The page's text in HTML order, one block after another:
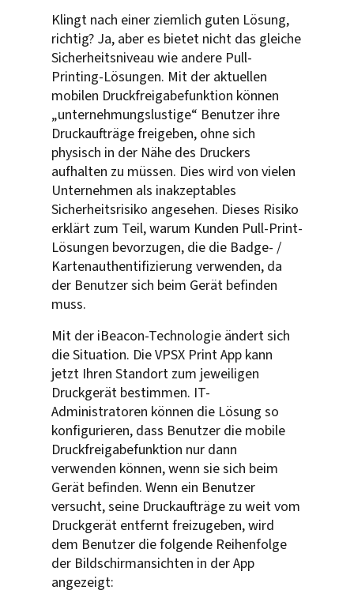
Klingt nach einer ziemlich guten Lösung,
richtig? Ja, aber es bietet nicht das gleiche
Sicherheitsniveau wie andere Pull-
Printing-Lösungen. Mit der aktuellen
mobilen Druckfreigabefunktion können
„unternehmungslustige“ Benutzer ihre
Druckaufträge freigeben, ohne sich
physisch in der Nähe des Druckers
aufhalten zu müssen. Dies wird von vielen
Unternehmen als inakzeptables
Sicherheitsrisiko angesehen. Dieses Risiko
erklärt zum Teil, warum Kunden Pull-Print-
Lösungen bevorzugen, die die Badge- /
Kartenauthentifizierung verwenden, da
der Benutzer sich beim Gerät befinden
muss.
Mit der iBeacon-Technologie ändert sich
die Situation. Die VPSX Print App kann
jetzt Ihren Standort zum jeweiligen
Druckgerät bestimmen. IT-
Administratoren können die Lösung so
konfigurieren, dass Benutzer die mobile
Druckfreigabefunktion nur dann
verwenden können, wenn sie sich beim
Gerät befinden. Wenn ein Benutzer
versucht, seine Druckaufträge zu weit vom
Druckgerät entfernt freizugeben, wird
dem Benutzer die folgende Reihenfolge
der Bildschirmansichten in der App
angezeigt: